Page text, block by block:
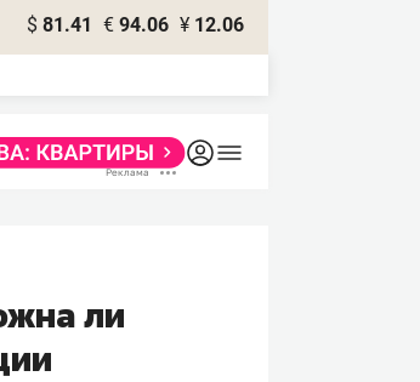
$ 81.41 € 94.06 ¥ 12.06
ли